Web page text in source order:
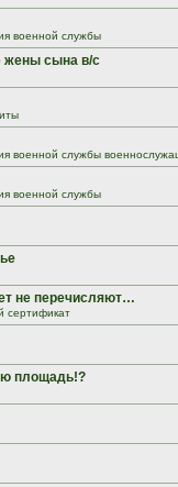
военной службы
жены сына в/с
военной службы
военной службы
не перечисляют…
сертификат
площадь!?